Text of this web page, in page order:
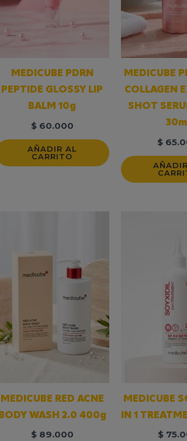
MEDICUBE PDRN
PEPTIDE GLOSSY LIP
BALM 10g
$60.000
AÑADIR AL
CARRITO
MEDICUBE
COLLAGEN
SHOT
30ml
$
MEDICUBE RED ACNE
BODY WASH 2.0 400g
$89.000
MEDICUBE
IN 1
$